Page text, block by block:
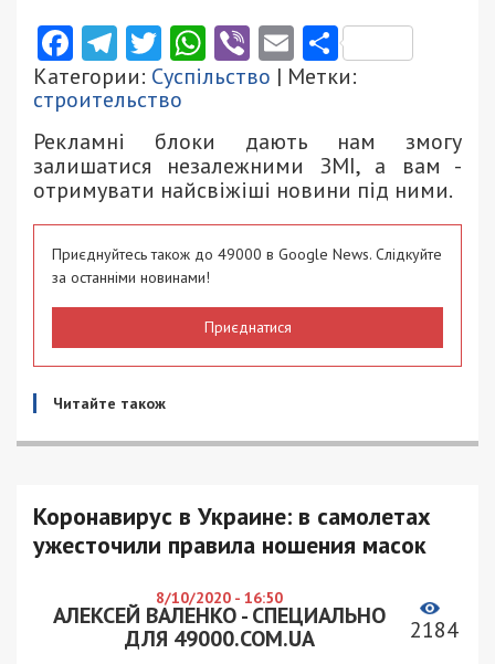
Facebook
Telegram
Twitter
WhatsApp
ViberEmail
Категории: Суспільство | Метки:
строительство
Рекламні блоки дають нам змогу
залишатися незалежними ЗМІ, а вам -
отримувати найсвіжіші новини під ними.
Приєднуйтесь також до 49000 в Google News. Слідкуйте
за останніми новинами!
Приєднатися
Читайте також
Коронавирус в Украине: в самолетах
ужесточили правила ношения масок
8/10/2020 - 16:50
АЛЕКСЕЙ ВАЛЕНКО - СПЕЦИАЛЬНО
ДЛЯ 49000.COM.UA
2184